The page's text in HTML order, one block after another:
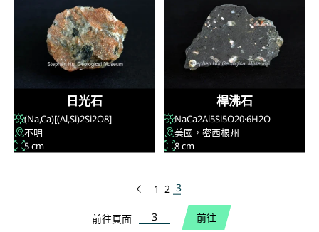
日光石
(Na,Ca)[(Al,Si)2Si2O8]
不明
5 cm
桿沸石
NaCa2Al5Si5O20·6H2O
美國，密西根州
8 cm
上一頁
1 2 3
前往頁面
前往頁面 前往